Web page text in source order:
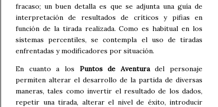
fracaso; un buen detalla es que se adjunta una guía de
interpretación de resultados de críticos y pifias en
función de la tirada realizada. Como es habitual en los
sistemas percentiles, se contempla el uso de tiradas
enfrentadas y modificadores por situación.
En cuanto a los Puntos de Aventuradel personaje
permiten alterar el desarrollo de la partida de diversas
maneras, tales como invertir el resultado de los dados,
repetir una tirada, alterar el nivel de éxito, introducir